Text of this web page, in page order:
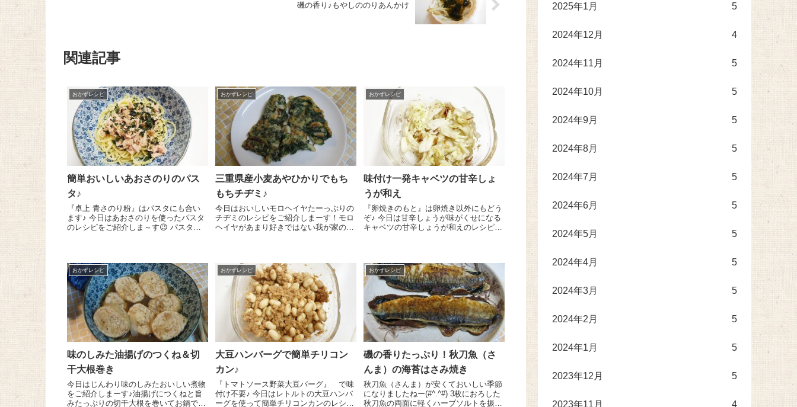
磯の香り♪もやしののりあんかけ
関連記事
おかずレシピ
簡単おいしいあおさのりのパス
タ♪
『卓上 青さのり粉』はパスタにも合い
ます♪ 今日はあおさのりを使ったパスタ
のレシピをご紹介しま～す😉 パスタ
おかずレシピ
三重県産小麦あやひかりでもち
もちチヂミ♪
今日はおいしいモロヘイヤたーっぷりの
チヂミのレシピをご紹介しまーす！モロ
ヘイヤがあまり好きではない我が家の子
(^^)! ...
おかずレシピ
味付け一発キャベツの甘辛しょ
うが和え
『卵焼きのもと』は卵焼き以外にもどう
ぞ♪ 今日は甘辛しょうが味がくせになる
キャベツの甘辛しょうが和えのレシピを
おかずレシピ
味のしみた油揚げのつくね＆切
干大根巻き
今日はじんわり味のしみたおいしい煮物
をご紹介しまーす♪油揚げにつくねと旨
みたっぷりの切干大根を巻いてお鍋でこ
おかずレシピ
大豆ハンバーグで簡単チリコン
カン♪
『トマトソース野菜大豆バーグ』 で味
付け不要♪ 今日はレトルトの大豆ハンバ
ーグを使って簡単チリコンカンのレシピ
おかずレシピ
磯の香りたっぷり！秋刀魚（さ
んま）の海苔はさみ焼き
秋刀魚（さんま）が安くておいしい季節
になりましたねー(#^.^#) 3枚におろした
秋刀魚の両面に軽くハーブソルトを振り
2025年1月 5
2024年12月 4
2024年11月 5
2024年10月 5
2024年9月 5
2024年8月 5
2024年7月 5
2024年6月 5
2024年5月 5
2024年4月 5
2024年3月 5
2024年2月 5
2024年1月 5
2023年12月 5
2023年11月 4